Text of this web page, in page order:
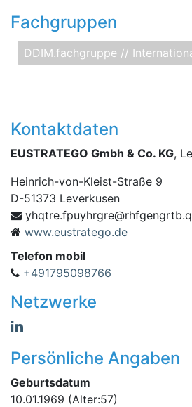
Fachgruppen
DDIM.fachgruppe //
Kontaktdaten
EUSTRATEGO Gmbh & Co. KG,
Heinrich-von-Kleist-Straße 9
D-51373 Leverkusen
f.ertqhy
www.eustratego.de
Telefon mobil
+491795098766
Netzwerke
Persönliche Angaben
Geburtsdatum
10.01.1969 (Alter:57)